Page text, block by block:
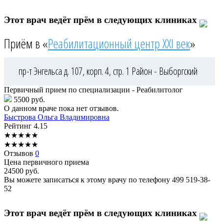
Этот врач ведёт прём в следующих клиниках
Приём в «Реабилитационный центр XXI век»
пр-т Энгельса д. 107, корп. 4, стр. 1 Район - Выборгский
Первичный прием по специализации - Реабилитолог
5500 руб.
О данном враче пока нет отзывов.
Быстрова Ольга Владимировна
Рейтинг 4.15
★★★★★
★★★★★
Отзывов 0
Цена первичного приема
24500 руб.
Вы можете записаться к этому врачу по телефону 499 519-38-
52
Этот врач ведёт прём в следующих клиниках